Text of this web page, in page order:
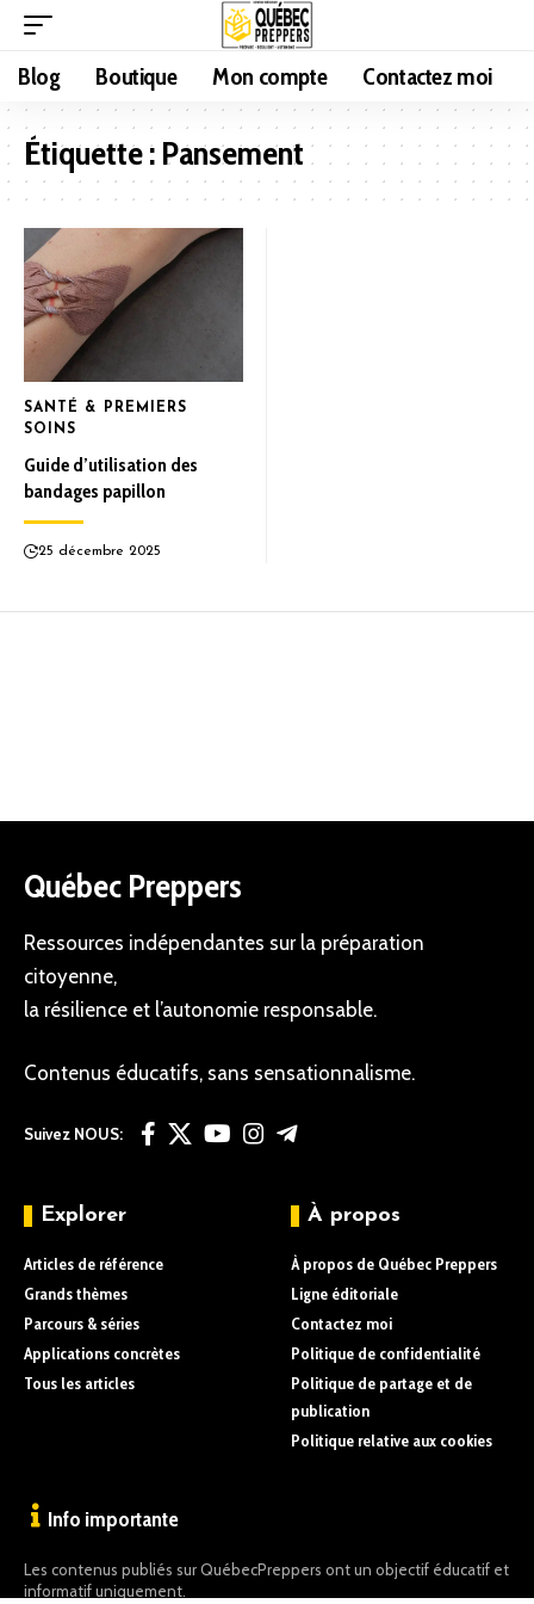
Blog Boutique Mon compte Contactez moi
Étiquette : Pansement
SANTÉ & PREMIERS
SOINS
Guide d’utilisation des
bandages papillon
25 décembre 2025
Québec Preppers
Ressources indépendantes sur la préparation
citoyenne,
la résilience et l’autonomie responsable.
Contenus éducatifs, sans sensationnalisme.
Suivez NOUS:
Explorer
Articles de référence
Grands thèmes
Parcours & séries
Applications concrètes
Tous les articles
À propos
À propos de Québec Preppers
Ligne éditoriale
Contactez moi
Politique de confidentialité
Politique de partage et de
publication
Politique relative aux cookies
Info importante
Les contenus publiés sur QuébecPreppers ont un objectif éducatif et
informatif uniquement.